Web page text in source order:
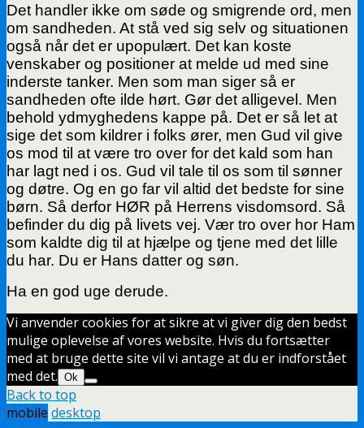
Det handler ikke om søde og smigrende ord, men
om sandheden. At stå ved sig selv og situationen
også når det er upopulært. Det kan koste
venskaber og positioner at melde ud med sine
inderste tanker. Men som man siger så er
sandheden ofte ilde hørt. Gør det alligevel. Men
behold ydmyghedens kappe på. Det er så let at
sige det som kildrer i folks ører, men Gud vil give
os mod til at være tro over for det kald som han
har lagt ned i os. Gud vil tale til os som til sønner
og døtre. Og en go far vil altid det bedste for sine
børn. Så derfor HØR på Herrens visdomsord. Så
befinder du dig på livets vej. Vær tro over hor Ham
som kaldte dig til at hjælpe og tjene med det lille
du har. Du er Hans datter og søn.
Ha en god uge derude.
Vi anvender cookies for at sikre at vi giver dig den bedst
mulige oplevelse af vores website. Hvis du fortsætter
med at bruge dette site vil vi antage at du er indforstået
med det. Ok
Back to top
mobile desktop